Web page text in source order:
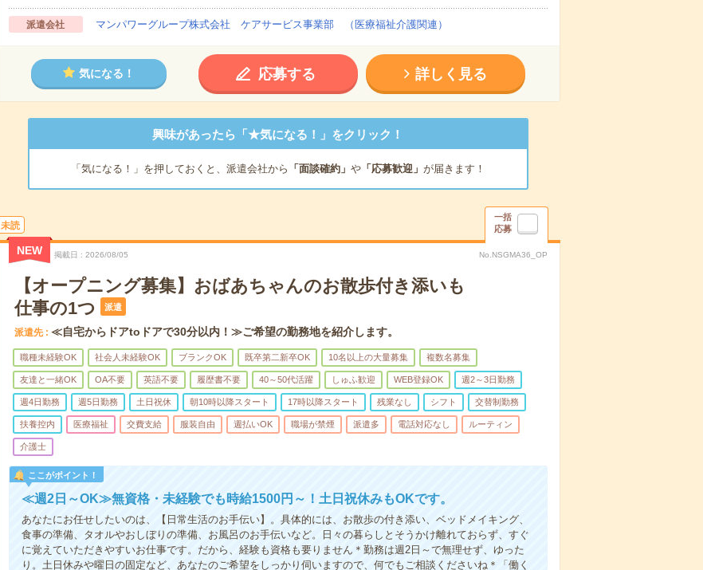
派遣会社 マンパワーグループ株式会社 ケアサービス事業部 （医療福祉介護関連）
気になる！ 応募する 詳しく見る
興味があったら「★気になる！」をクリック！
「気になる！」を押しておくと、派遣会社から 「面談確約」 や「応募歓迎」 が届きます！
未読
一括
応募
NEW 掲載日 2026/08/05 No.NSGMA36_OP
【オープニング募集】おばあちゃんのお散歩付き添いも
仕事の1つ
派遣
派遣先 ≪自宅からドアtoドアで30分以内！≫ご希望の勤務地を紹介します。
職種未経験OK 社会人未経験OK ブランクOK 既卒第二新卒OK 10名以上の大量募集 複数名募集
友達と一緒OK OA不要 英語不要 履歴書不要 40～50代活躍 しゅふ歓迎 WEB登録OK 週2～3日勤務
週4日勤務 週5日勤務 土日祝休 朝10時以降スタート 17時以降スタート 残業なし シフト 交替制勤務
扶養控内 医療福祉 交費支給 服装自由 週払いOK 職場が禁煙 派遣多 電話対応なし ルーティン
介護士
ここがポイント！
≪週2日～OK≫無資格・未経験でも時給1500円～！土日祝休みもOKです。
あなたにお任せしたいのは、【日常生活のお手伝い】。具体的には、お散歩の付き添い、ベッドメイキング、
食事の準備、タオルやおしぼりの準備、お風呂のお手伝いなど。日々の暮らしとそうかけ離れておらず、すぐ
に覚えていただきやすいお仕事です。だから、経験も資格も要りません＊勤務は週2日～で無理せず、ゆった
り。土日休みや曜日の固定など、あなたのご希望をしっかり伺いますので、何でもご相談くださいね＊「働く